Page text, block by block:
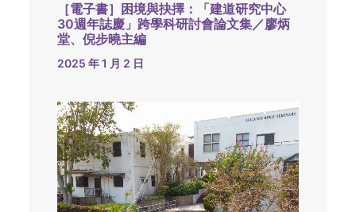
［電子書］困境與抉擇：「建道研究中心
30週年誌慶」跨學科研討會論文集／廖炳
堂、倪步曉主編
2025 年 1 月 2 日